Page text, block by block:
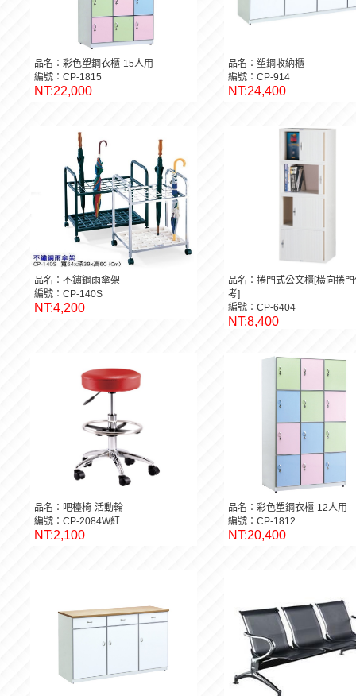
品名：彩色塑鋼衣櫃-15人用
編號：CP-1815
NT:22,000
品名：塑鋼收納櫃
編號：CP-914
NT:24,400
品名：不鏽鋼雨傘架
編號：CP-140S
NT:4,200
品名：捲門式公文櫃[橫向捲
考]
編號：CP-6404
NT:8,400
品名：吧檯椅-活動輪
編號：CP-2084W紅
NT:2,100
品名：彩色塑鋼衣櫃-12人用
編號：CP-1812
NT:20,400